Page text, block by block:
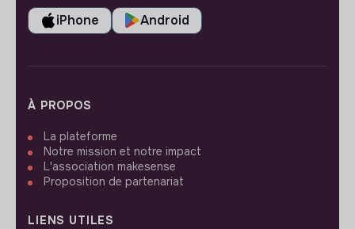
iPhone Android
À PROPOS
La plateforme
Notre mission et notre impact
L'association makesense
Proposition de partenariat
LIENS UTILES